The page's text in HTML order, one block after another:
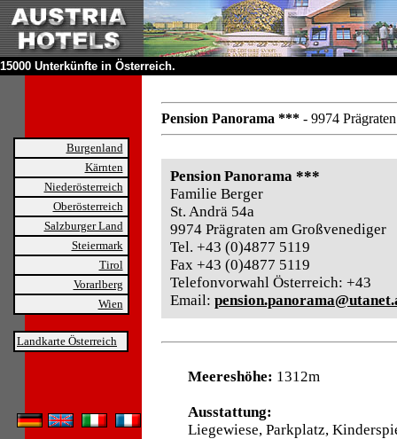
15000 Unterkünfte in Österreich.
Burgenland
Kärnten
Niederösterreich
Oberösterreich
Salzburger Land
Steiermark
Tirol
Vorarlberg
Wien
Landkarte Österreich
Pension Panorama *** - 9974
Pension Panorama ***
Familie Berger
St. Andrä 54a
9974 Prägraten am Großvenediger
Tel. +43 (0)4877 5119
Fax +43 (0)4877 5119
Telefonvorwahl Österreich: +43
Email:
Meereshöhe: 1312m
Ausstattung:
Liegewiese, Parkplatz,